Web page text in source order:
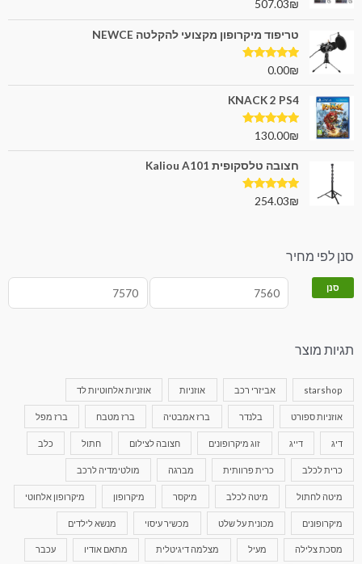
דורג5.00
507.03₪
טריפוד מיקרופון מקצועי להקלטה NEWCE
דורג5.00
0.00₪
KNACK 2 PS4
דורג5.00
130.00₪
חצובה טלסקופית Kaliou A101
דורג5.00
254.03₪
סנן לפי מחיר
סנן
תגיות מוצר
starshop אביזרי רכב אוזניות אוזניות אלחוטיות לד
אוזניות ספורט בלנדר ברז אמבטיה ברז מטבח ברז מפל
דיג דייג זוג מיקרופונים חצובה לצילום חתול כלב
כרית לכלב כרית פרוותית מברגה מולטימדיה לרכב
מיטה לחתול מיטה לכלב מיקסר מיקרופון מיקרופון אלחוטי
מיקרופונים מכונית על שלט מכשיר עיסוי מנשא לילדים
מסכת צלילה מעיל מצלמה דיגיטלית מתאם אודיו עכבר